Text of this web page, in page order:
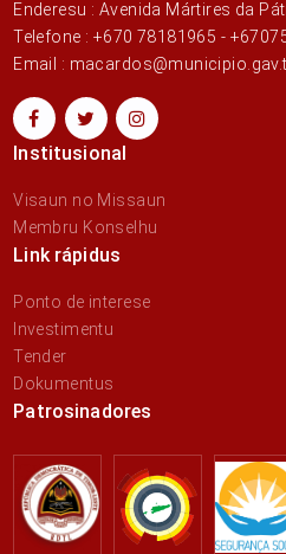
Enderesu : Avenida Mártires da
Telefone : +670 78181965 -
Email :
Institusional
Visaun no Missaun
Membru Konselhu
Link rápidus
Ponto de interese
Investimentu
Tender
Dokumentus
Patrosinadores